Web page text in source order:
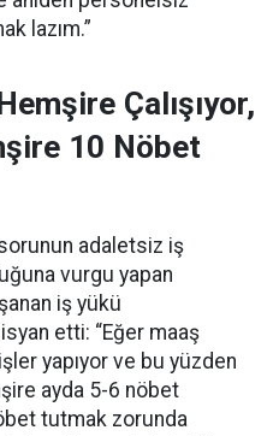
lazım.”
Çalışıyor,
10 Nöbet
adaletsiz iş
vurgu yapan
iş yükü
etti: “Eğer maaş
yapıyor ve bu yüzden
ayda 5-6 nöbet
tutmak zorunda